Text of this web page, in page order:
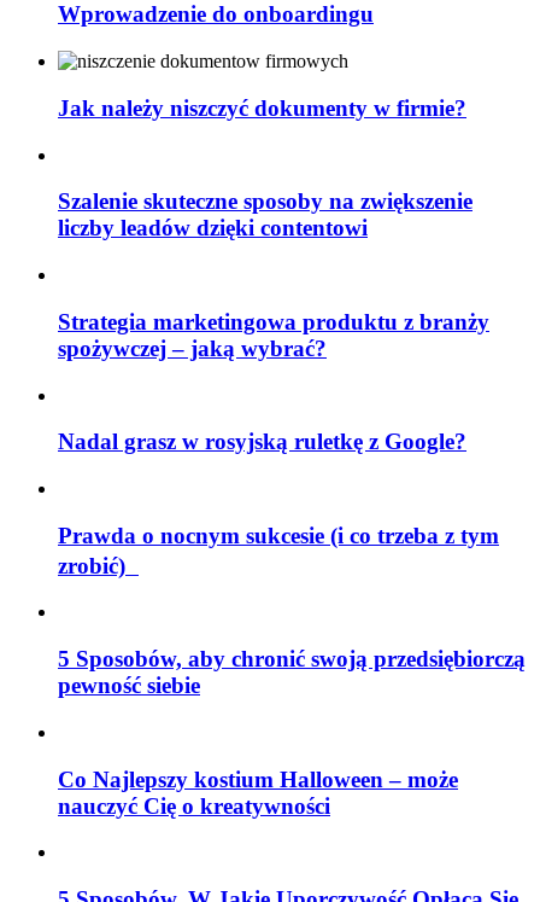
Wprowadzenie do onboardingu
Jak należy niszczyć dokumenty w firmie?
Szalenie skuteczne sposoby na zwiększenie
liczby leadów dzięki contentowi
Strategia marketingowa produktu z branży
spożywczej – jaką wybrać?
Nadal grasz w rosyjską ruletkę z Google?
Prawda o nocnym sukcesie (i co trzeba z tym
zrobić)
5 Sposobów, aby chronić swoją przedsiębiorczą
pewność siebie
Co Najlepszy kostium Halloween – może
nauczyć Cię o kreatywności